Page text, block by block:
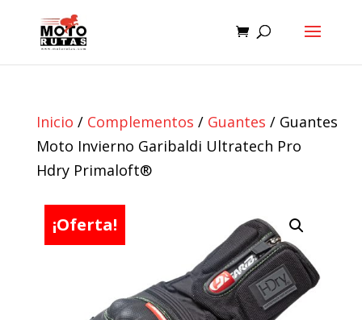
Inicio / Complementos / Guantes / Guantes
Moto Invierno Garibaldi Ultratech Pro
Hdry Primaloft®
¡Oferta!